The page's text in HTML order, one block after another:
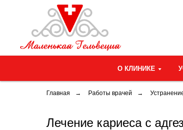
О КЛИНИКЕ
Главная → Работы врачей →
Лечение кариеса с